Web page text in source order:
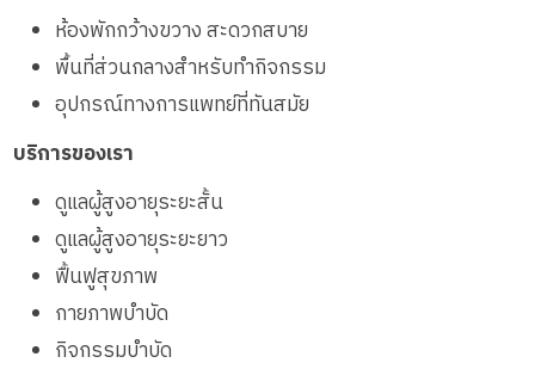
ห้องพักกว้างขวาง สะดวกสบาย
พื้นที่ส่วนกลางสำหรับทำกิจกรรม
อุปกรณ์ทางการแพทย์ที่ทันสมัย
บริการของเรา
ดูแลผู้สูงอายุระยะสั้น
ดูแลผู้สูงอายุระยะยาว
ฟื้นฟูสุขภาพ
กายภาพบำบัด
กิจกรรมบำบัด